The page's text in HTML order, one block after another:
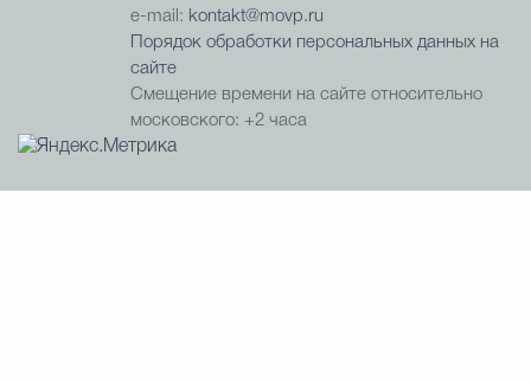
e-mail: kontakt@movp.ru
Порядок обработки персональных данных на
сайте
Смещение времени на сайте относительно
московского: +2 часа